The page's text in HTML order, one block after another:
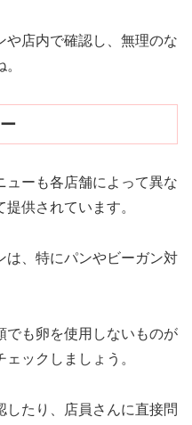
や店内で確認し、無理のな
ューも各店舗によって異な
供されています。
は、特にパンやビーガン対
でも卵を使用しないものが
ックしましょう。
たり、店員さんに直接問